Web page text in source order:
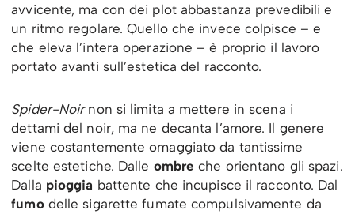
avvicente, ma con dei plot abbastanza prevedibili e
un ritmo regolare. Quello che invece colpisce – e
che eleva l’intera operazione – è proprio il lavoro
portato avanti sull’estetica del racconto.
Spider-Noirnon si limita a mettere in scena i
dettami del noir, ma ne decanta l’amore. Il genere
viene costantemente omaggiato da tantissime
scelte estetiche. Dalle ombre che orientano gli spazi.
Dalla pioggia battente che incupisce il racconto. Dal
fumodelle sigarette fumate compulsivamente da